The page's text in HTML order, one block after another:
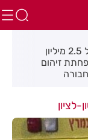
חולון תקבל 2.5 מיליון
זיהום
לציון